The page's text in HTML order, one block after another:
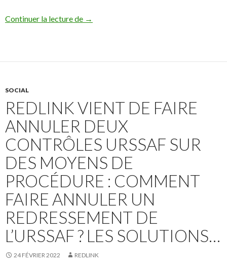
Continuer la lecture de « Télétravail: quand une
→
SOCIAL
REDLINK VIENT DE FAIRE
ANNULER DEUX
CONTRÔLES URSSAF SUR
DES MOYENS DE
PROCÉDURE : COMMENT
FAIRE ANNULER UN
REDRESSEMENT DE
L’URSSAF ? LES SOLUTIONS…
24 FÉVRIER 2022 REDLINK